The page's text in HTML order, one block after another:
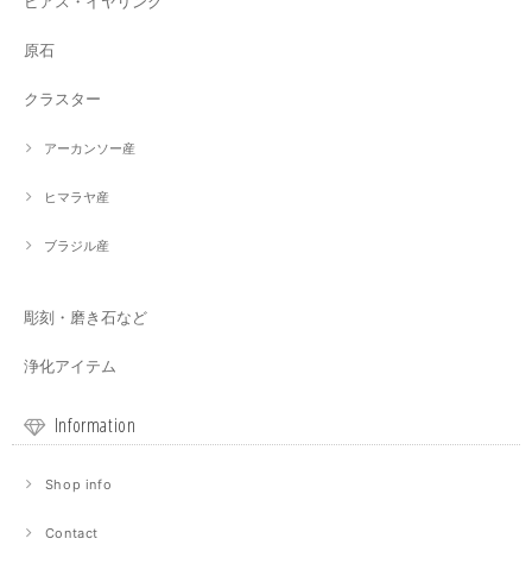
原石
クラスター
アーカンソー産
ヒマラヤ産
ブラジル産
彫刻・磨き石など
浄化アイテム
Information
Shop info
Contact